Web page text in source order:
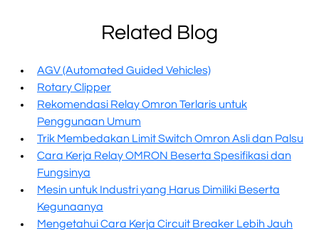
Related Blog
AGV (Automated Guided Vehicles)
Rotary Clipper
Rekomendasi Relay Omron Terlaris untuk
Penggunaan Umum
Trik Membedakan Limit Switch Omron Asli dan Palsu
Cara Kerja Relay OMRON Beserta Spesifikasi dan
Fungsinya
Mesin untuk Industri yang Harus Dimiliki Beserta
Kegunaanya
Mengetahui Cara Kerja Circuit Breaker Lebih Jauh